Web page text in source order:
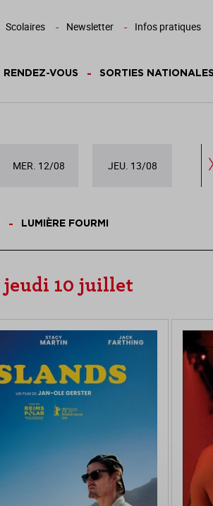
Scolaires Newsletter Infos pratiques
RENDEZ-VOUS SORTIES NATIONALES
MER. 12/08 JEU. 13/08
LUMIÈRE FOURMI
jeudi 10 juillet